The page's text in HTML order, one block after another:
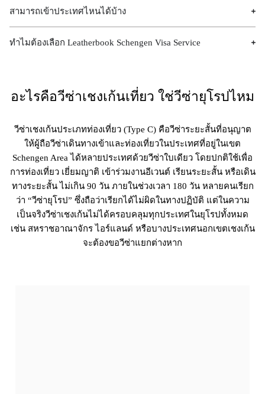
สามารถเข้าประเทศไหนได้บ้าง
ทำไมต้องเลือก​ Leatherbook Schengen Visa Service
อะไรคือวีซ่าเชงเก้นเที่ยว ใช่วีซ่ายุโรปไหม
วีซ่าเชงเก้นประเภทท่องเที่ยว (Type C) คือวีซ่าระยะสั้นที่อนุญาต
ให้ผู้ถือวีซ่าเดินทางเข้าและท่องเที่ยวในประเทศที่อยู่ในเขต
Schengen Area ได้หลายประเทศด้วยวีซ่าใบเดียว โดยปกติใช้เพื่อ
การท่องเที่ยว เยี่ยมญาติ เข้าร่วมงานอีเวนต์ เรียนระยะสั้น หรือเดิน
ทางระยะสั้น ไม่เกิน 90 วัน ภายในช่วงเวลา 180 วัน หลายคนเรียก
ว่า “วีซ่ายุโรป” ซึ่งถือว่าเรียกได้ไม่ผิดในทางปฏิบัติ แต่ในความ
เป็นจริงวีซ่าเชงเก้นไม่ได้ครอบคลุมทุกประเทศในยุโรปทั้งหมด
เช่น สหราชอาณาจักร ไอร์แลนด์ หรือบางประเทศนอกเขตเชงเก้น
จะต้องขอวีซ่าแยกต่างหาก